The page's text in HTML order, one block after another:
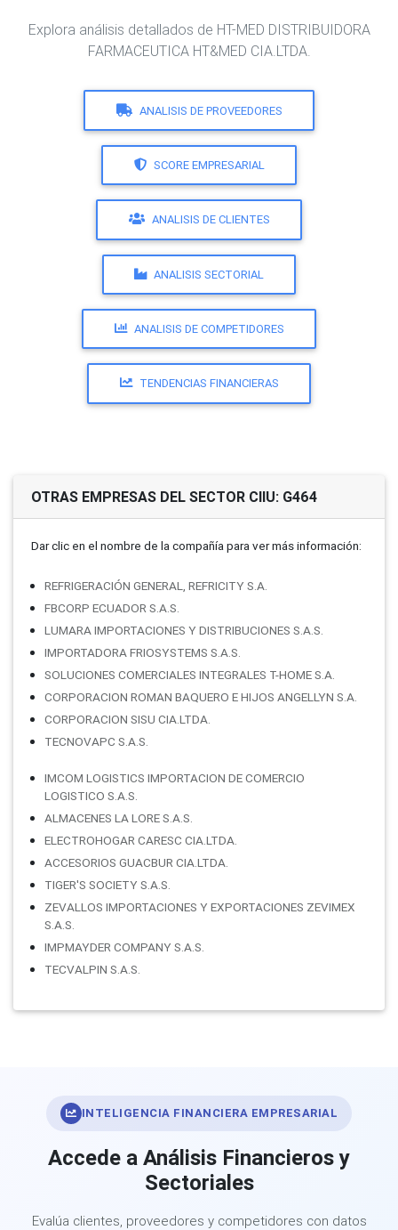
Explora análisis detallados de HT-MED DISTRIBUIDORA
FARMACEUTICA HT&MED CIA.LTDA.
ANALISIS DE PROVEEDORES
SCORE EMPRESARIAL
ANALISIS DE CLIENTES
ANALISIS SECTORIAL
ANALISIS DE COMPETIDORES
TENDENCIAS FINANCIERAS
OTRAS EMPRESAS DEL SECTOR CIIU: G464
Dar clic en el nombre de la compañí­a para ver más información:
REFRIGERACIÓN GENERAL, REFRICITY S.A.
FBCORP ECUADOR S.A.S.
LUMARA IMPORTACIONES Y DISTRIBUCIONES S.A.S.
IMPORTADORA FRIOSYSTEMS S.A.S.
SOLUCIONES COMERCIALES INTEGRALES T-HOME S.A.
CORPORACION ROMAN BAQUERO E HIJOS ANGELLYN S.A.
CORPORACION SISU CIA.LTDA.
TECNOVAPC S.A.S.
IMCOM LOGISTICS IMPORTACION DE COMERCIO
LOGISTICO S.A.S.
ALMACENES LA LORE S.A.S.
ELECTROHOGAR CARESC CIA.LTDA.
ACCESORIOS GUACBUR CIA.LTDA.
TIGER'S SOCIETY S.A.S.
ZEVALLOS IMPORTACIONES Y EXPORTACIONES ZEVIMEX
S.A.S.
IMPMAYDER COMPANY S.A.S.
TECVALPIN S.A.S.
INTELIGENCIA FINANCIERA EMPRESARIAL
Accede a Análisis Financieros y
Sectoriales
Evalúa clientes, proveedores y competidores con datos